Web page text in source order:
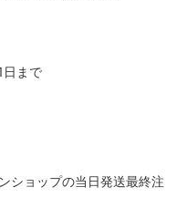
ル
日まで
ショップの当日発送最終注